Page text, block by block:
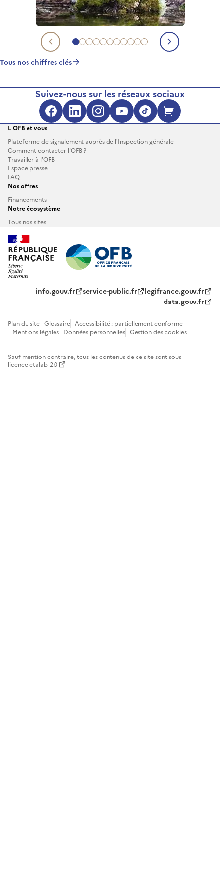
Aller au chiffre clé 1
Aller au chiffre clé 2
Aller au chiffre clé 3
Aller au chiffre clé 4
Aller au chiffre clé 5
Aller au chiffre clé 6
Aller au chiffre clé 7
Aller au chiffre clé 8
Aller au chiffre clé 9
Aller au chiffre clé 10
Aller au chiffre clé 11
Chiffre clé précédentChiffre
Tous nos chiffres clés
Suivez-nous sur les réseaux sociaux
Facebook (s'ouvre dans une
LinkedIn (s'ouvre dans
Instagram (s'ouvre
YouTube
TikTok
L’OFB et vous
Plateforme de signalement auprès de l’Inspection générale
Comment contacter l'OFB ?
Travailler à l’OFB
Espace presse
FAQ
Nos offres
Financements
Notre écosystème
Tous nos sites
info.gouv.fr service-public.fr
legifrance.gouv.fr
data.gouv.fr
Plan du site Glossaire Accessibilité : partiellement conforme
Mentions légales Données personnelles Gestion des cookies
Sauf mention contraire, tous les contenus de ce site sont sous
licence etalab-2.0